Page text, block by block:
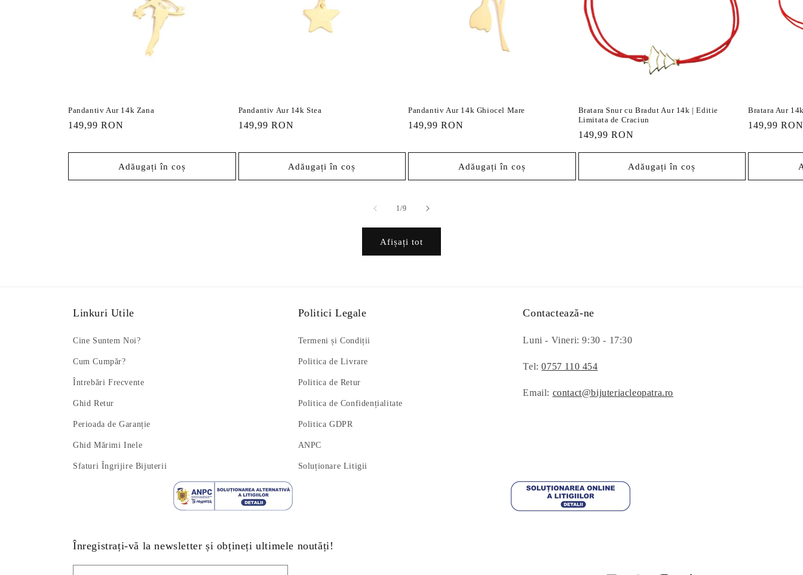
Pandantiv Aur 14k Zana
Preț
149,99 RON
Adăugați în coș
Pandantiv Aur 14k Stea
Preț
149,99 RON
Adăugați în coș
Pandantiv Aur 14k Ghiocel Mare
Preț
149,99 RON
Adăugați în coș
Bratara Snur cu Bradut Aur 14k | Editie
Limitata de Craciun
Preț
149,99 RON
Adăugați în coș
Bratara Aur
Preț
149,99 RON
1/din
9
Afișați tot
Linkuri Utile
Cine Suntem Noi?
Cum Cumpăr?
Întrebări Frecvente
Ghid Retur
Perioada de Garanție
Ghid Mărimi Inele
Sfaturi Îngrijire Bijuterii
Politici Legale
Termeni și Condiții
Politica de Livrare
Politica de Retur
Politica de Confidențialitate
Politica GDPR
ANPC
Soluționare Litigii
Contactează-ne
Luni - Vineri: 9:30 - 17:30
Tel:0757 110 454
Email: contact@bijuteriacleopatra.ro
Înregistrați-vă la newsletter și obțineți ultimele noutăți!